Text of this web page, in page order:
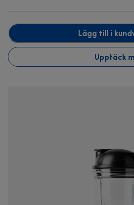
Lägg till i
Upptäck